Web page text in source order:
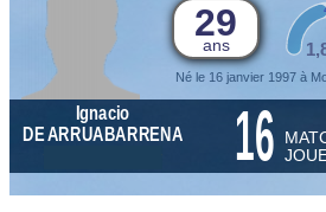
29
ans
Né le 16 janvier 1997 à
Ignacio
DE ARRUABARRENA
16